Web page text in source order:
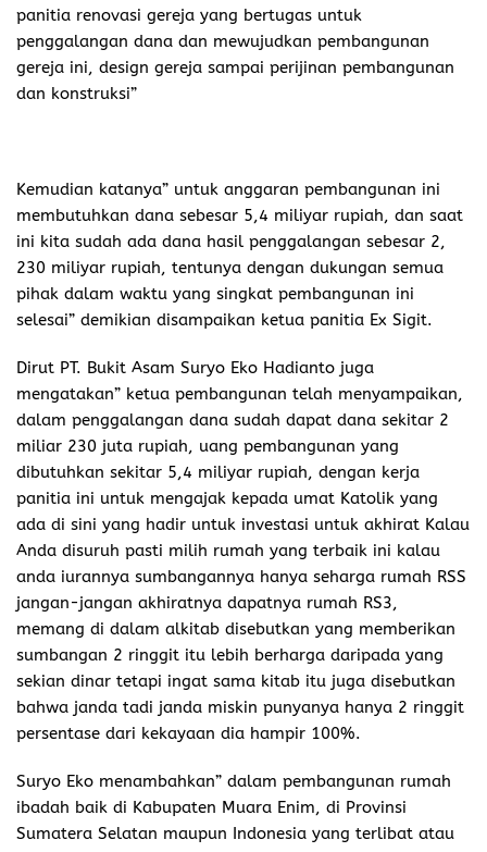
panitia renovasi gereja yang bertugas untuk
penggalangan dana dan mewujudkan pembangunan
gereja ini, design gereja sampai perijinan pembangunan
dan konstruksi”
Kemudian katanya” untuk anggaran pembangunan ini
membutuhkan dana sebesar 5,4 miliyar rupiah, dan saat
ini kita sudah ada dana hasil penggalangan sebesar 2,
230 miliyar rupiah, tentunya dengan dukungan semua
pihak dalam waktu yang singkat pembangunan ini
selesai” demikian disampaikan ketua panitia Ex Sigit.
Dirut PT. Bukit Asam Suryo Eko Hadianto juga
mengatakan” ketua pembangunan telah menyampaikan,
dalam penggalangan dana sudah dapat dana sekitar 2
miliar 230 juta rupiah, uang pembangunan yang
dibutuhkan sekitar 5,4 miliyar rupiah, dengan kerja
panitia ini untuk mengajak kepada umat Katolik yang
ada di sini yang hadir untuk investasi untuk akhirat Kalau
Anda disuruh pasti milih rumah yang terbaik ini kalau
anda iurannya sumbangannya hanya seharga rumah RSS
jangan-jangan akhiratnya dapatnya rumah RS3,
memang di dalam alkitab disebutkan yang memberikan
sumbangan 2 ringgit itu lebih berharga daripada yang
sekian dinar tetapi ingat sama kitab itu juga disebutkan
bahwa janda tadi janda miskin punyanya hanya 2 ringgit
persentase dari kekayaan dia hampir 100%.
Suryo Eko menambahkan” dalam pembangunan rumah
ibadah baik di Kabupaten Muara Enim, di Provinsi
Sumatera Selatan maupun Indonesia yang terlibat atau